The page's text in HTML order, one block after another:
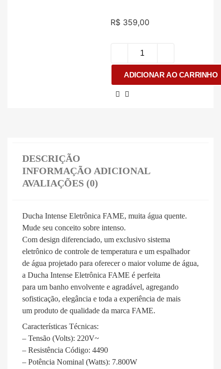
R$ 359,00
ADICIONAR AO CARRINHO
DESCRIÇÃO
INFORMAÇÃO ADICIONAL
AVALIAÇÕES (0)
Ducha Intense Eletrônica FAME, muita água quente.
Mude seu conceito sobre intenso.
Com design diferenciado, um exclusivo sistema
eletrônico de controle de temperatura e um espalhador
de água projetado para oferecer o maior volume de água,
a Ducha Intense Eletrônica FAME é perfeita
para um banho envolvente e agradável, agregando
sofisticação, elegância e toda a experiência de mais
um produto de qualidade da marca FAME.
Características Técnicas:
– Tensão (Volts): 220V~
– Resistência Código: 4490
– Potência Nominal (Watts): 7.800W